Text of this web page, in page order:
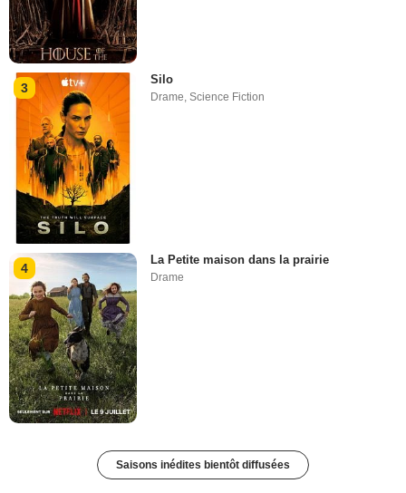
3
Silo
Drame,Science Fiction
4
La Petite maison dans la prairie
Drame
Saisons inédites bientôt diffusées